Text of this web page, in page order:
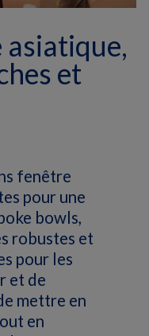
et
fenêtre
pour une
bowls,
robustes et
pour les
et de
mettre en
en